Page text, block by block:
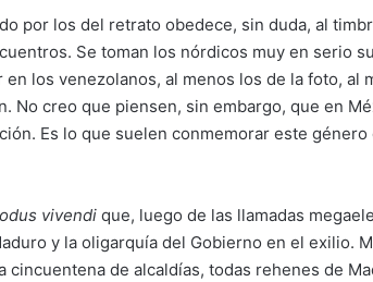
por los del retrato obedece, sin duda, al
Se toman los nórdicos muy en serio
los venezolanos, al menos los de la foto, al
No creo que piensen, sin embargo, que en
Es lo que suelen conmemorar este género
vivendi que, luego de las llamadas
y la oligarquía del Gobierno en el exilio.
de alcaldías, todas rehenes de